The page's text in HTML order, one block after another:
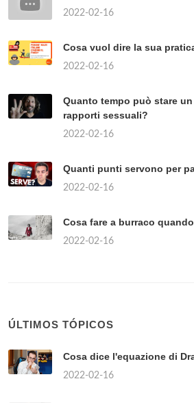
2022-02-16
Cosa vuol dire la sua
2022-02-16
Quanto tempo può stare
rapporti sessuali?
2022-02-16
Quanti punti servono per
2022-02-16
Cosa fare a burraco
2022-02-16
ÚLTIMOS TÓPICOS
Cosa dice l'equazione di
2022-02-16